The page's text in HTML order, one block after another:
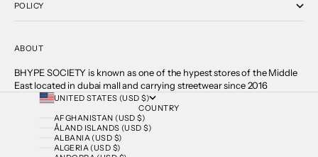
POLICY
ABOUT
BHYPE SOCIETY is known as one of the hypest stores of the Middle
East located in dubai mall and carrying streetwear since 2016
UNITED STATES (USD $)
COUNTRY
AFGHANISTAN (USD $)
ÅLAND ISLANDS (USD $)
ALBANIA (USD $)
ALGERIA (USD $)